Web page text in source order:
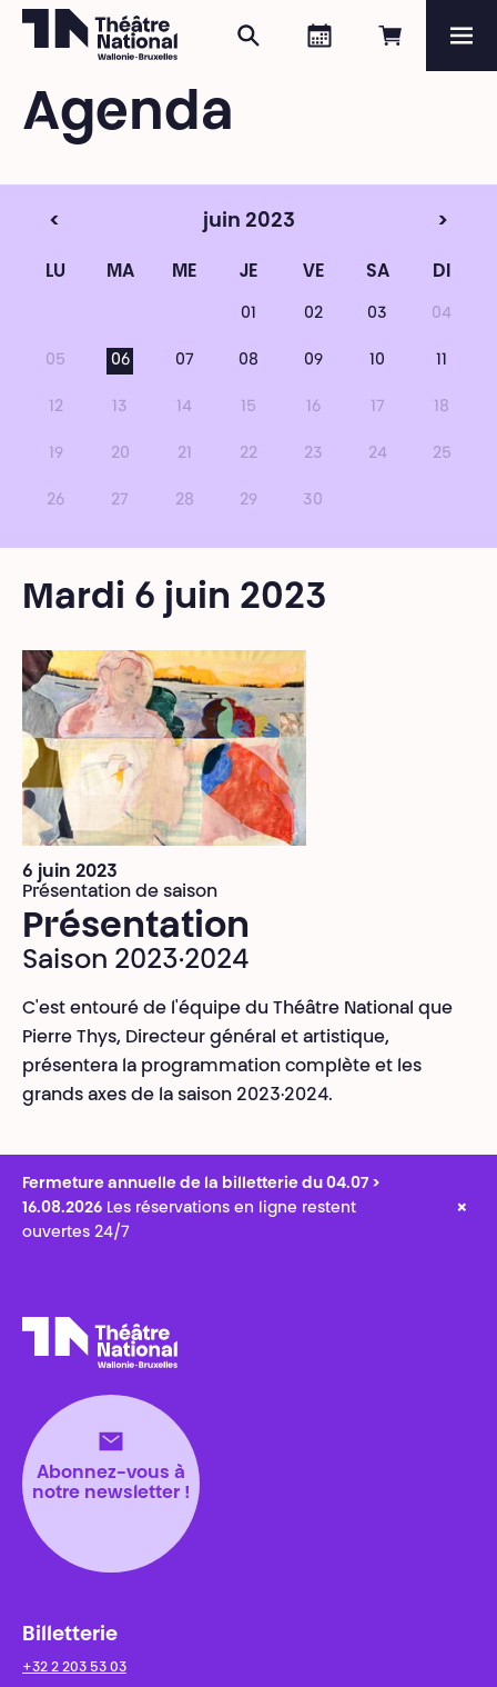
Réserver
Agenda
Rechercher
Agenda
< juin 2023 >
LU MA ME JE VE SA DI
01 02 03 04
05 06 07 08 09 10 11
12 13 14 15 16 17 18
19 20 21 22 23 24 25
26 27 28 29 30
Mardi 6 juin 2023
6 juin 2023
Présentation de saison
Présentation
Saison 2023·2024
C'est entouré de l'équipe du Théâtre National que
Pierre Thys, Directeur général et artistique,
présentera la programmation complète et les
grands axes de la saison 2023·2024.
Fermeture annuelle de la billetterie du 04.07 >
16.08.2026 Les réservations en ligne restent
ouvertes 24/7
×
Abonnez-vous à
notre newsletter !
Billetterie
+32 2 203 53 03